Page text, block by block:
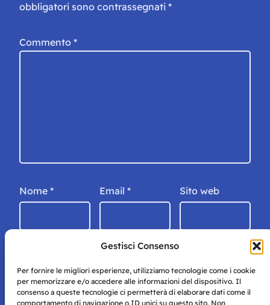
Gestisci Consenso
Per fornire le migliori esperienze, utilizziamo tecnologie come i cookie
per memorizzare e/o accedere alle informazioni del dispositivo. Il
consenso a queste tecnologie ci permetterà di elaborare dati come il
comportamento di navigazione o ID unici su questo sito. Non
obbligatori sono contrassegnati *
Commento *
Nome * Email * Sito web